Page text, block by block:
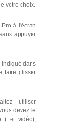
votre choix.
à l'écran
appuyer
indiqué dans
faire glisser
utiliser
devez le
( et vidéo),